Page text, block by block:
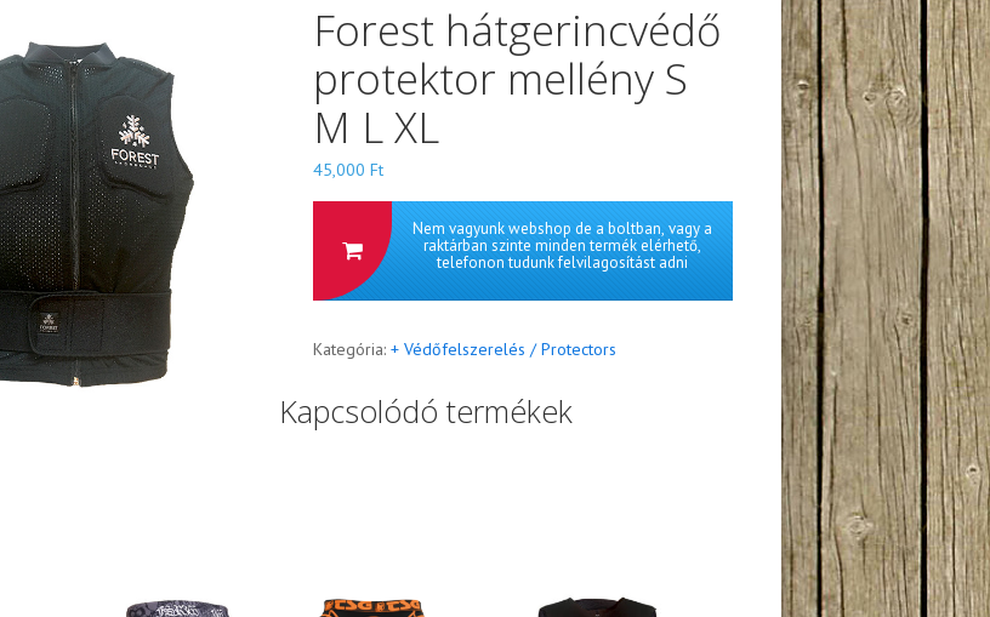
Forest hátgerincvédő
protektor mellény S
M L XL
45,000Ft
Nem vagyunk webshop de a boltban, vagy a
raktárban szinte minden termék elérhető,
telefonon tudunk felvilagosítást adni
Kategória:+ Védőfelszerelés / Protectors
Kapcsolódó termékek